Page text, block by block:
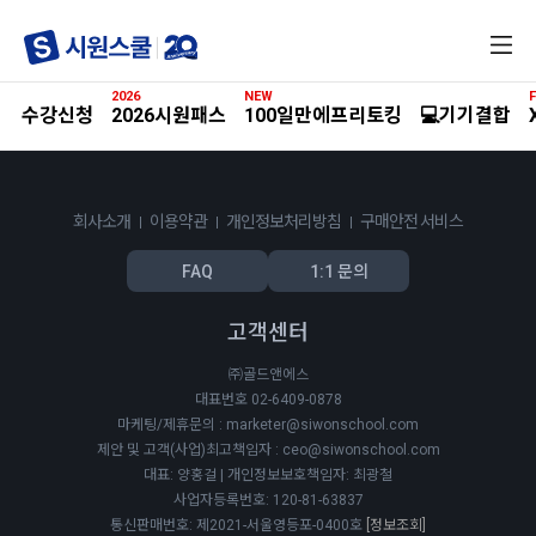
메
수강신청 2026시원패스
2026
100일만에프리토킹
NEW
💻기기결합
회사소개 이용약관 개인정보처리방침 구매안전 서비스
FAQ 1:1 문의
고객센터
㈜골드앤에스
대표번호 02-6409-0878
마케팅/제휴문의 : marketer@siwonschool.com
제안 및 고객(사업)최고책임자 : ceo@siwonschool.com
대표: 양홍걸 | 개인정보보호책임자: 최광철
사업자등록번호: 120-81-63837
통신판매번호: 제2021-서울영등포-0400호 [정보조회]